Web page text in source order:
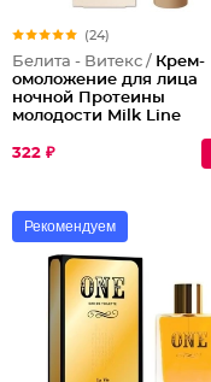
(24)
Белита - Витекс / Крем-
омоложение для лица
ночной Протеины
молодости Milk Line
322 ₽
Рекомендуем